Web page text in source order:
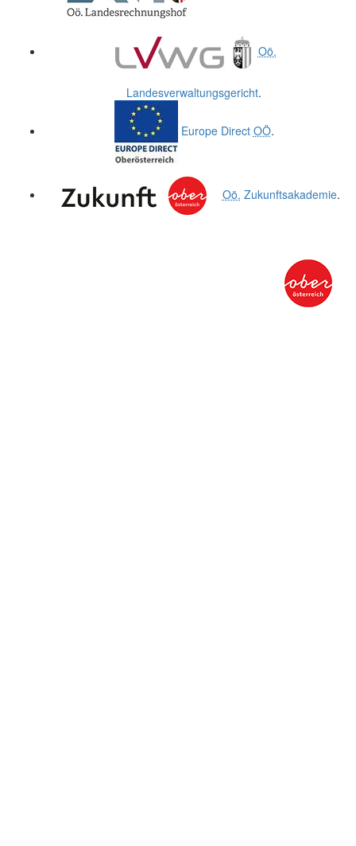
Oö.
Landesverwaltungsgericht.
Europe Direct OÖ.
Oö. Zukunftsakademie.